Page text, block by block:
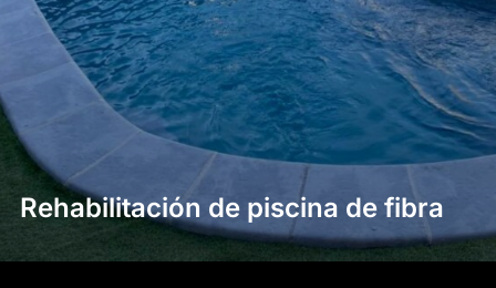
Rehabilitación de piscina de fibra